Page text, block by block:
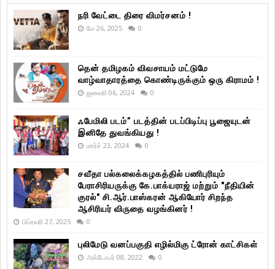
நரி வேட்டை திரை விமர்சனம் !
மே 26, 2025 0
தென் தமிழகம் விவசாயம் மட்டுமே
வாழ்வாதாரத்தை கொண்டிருக்கும் ஒரு கிராமம் !
ஜனவரி 06, 2024 0
ஃபேமிலி படம்” படத்தின் படப்பிடிப்பு பூஜையுடன்
இனிதே துவங்கியது !
மார்ச் 23, 2024 0
சவீதா பல்கலைக்கழகத்தில் பணிபுரியும்
பேராசிரியருக்கு கே.பாக்யராஜ் மற்றும் "நீதியின்
குரல்" சி.ஆர்.பாஸ்கரன் ஆகியோர் சிறந்த
ஆசிரியர் விருதை வழங்கினர் !
பிப்ரவரி 27, 2025 0
புலிமேடு வனப்பகுதி எழில்மிகு ட்ரோன் காட்சிகள்
அக்டோபர் 08, 2022 0